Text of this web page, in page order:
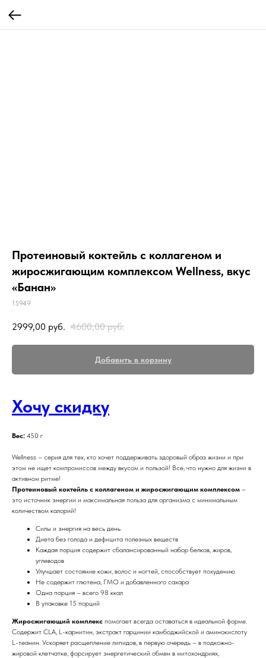
Протеиновый коктейль с коллагеном и
жиросжигающим комплексом Wellness, вкус
«Банан»
15949
2999,00 руб. 4600,00 руб.
Добавить в корзину
Хочу скидку
Вес: 450 г
Wellness – серия для тех, кто хочет поддерживать здоровый образ жизни и при
этом не ищет компромиссов между вкусом и пользой! Все, что нужно для жизни в
активном ритме!
Протеиновый коктейль с коллагеном и жиросжигающим комплексом –
это источник энергии и максимальная польза для организма с минимальным
количеством калорий!
Силы и энергия на весь день
Диета без голода и дефицита полезных веществ
Каждая порция содержит сбалансированный набор белков, жиров,
углеводов
Улучшает состояние кожи, волос и ногтей, способствует похудению
Не содержит глютена, ГМО и добавленного сахара
Одна порция – всего 98 ккал
В упаковке 15 порций
Жиросжигающий комплекс помогает всегда оставаться в идеальной форме.
Содержит CLA, L-карнитин, экстракт гарцинии камбоджийской и аминокислоту
L-теанин. Ускоряет расщепление липидов, в первую очередь – в подкожно-
жировой клетчатке, форсирует энергетический обмен в митохондриях,